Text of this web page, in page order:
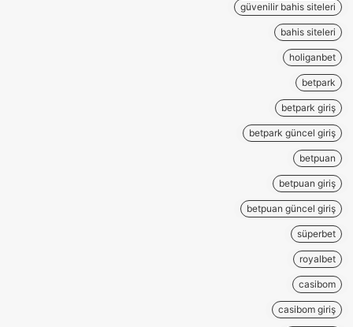
güvenilir bahis siteleri
bahis siteleri
holiganbet
betpark
betpark giriş
betpark güncel giriş
betpuan
betpuan giriş
betpuan güncel giriş
süperbet
royalbet
casibom
casibom giriş